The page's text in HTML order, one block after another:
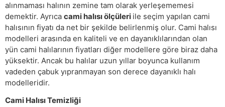
alınmaması halının zemine tam olarak yerleşememesi
demektir. Ayrıca cami halısı ölçüleri ile seçim yapılan cami
halısının fiyatı da net bir şekilde belirlenmiş olur. Cami halısı
modelleri arasında en kaliteli ve en dayanıklılarından olan
yün cami halılarının fiyatları diğer modellere göre biraz daha
yüksektir. Ancak bu halılar uzun yıllar boyunca kullanım
vadeden çabuk yıpranmayan son derece dayanıklı halı
modelleridir.
Cami Halısı Temizliği